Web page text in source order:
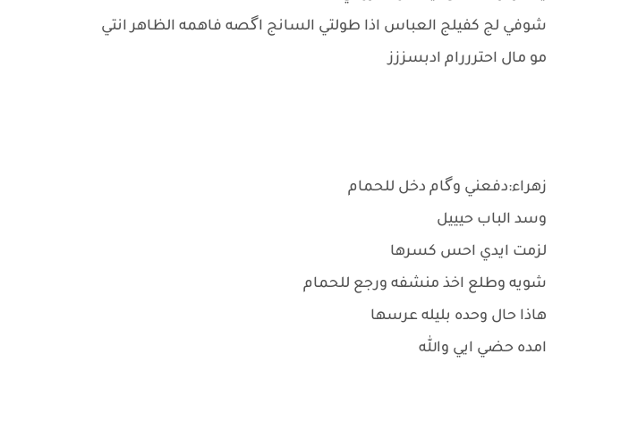
شوفي لج كفيلج العباس اذا طولتي السانج اگصه فاهمه الظاهر انتي
مو مال احترررام ادبسززز
زهراء:دفعني وگام دخل للحمام
وسد الباب حيييل
لزمت ايدي احس كسرها
شويه وطلع اخذ منشفه ورجع للحمام
هاذا حال وحده بليله عرسها
امده حضي ايي والله